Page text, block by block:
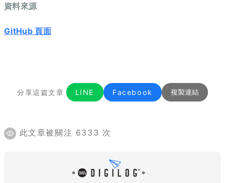
資料來源
GitHub 頁面
分享這篇文章 LINE Facebook 複製連結
此文章被關注 6333 次